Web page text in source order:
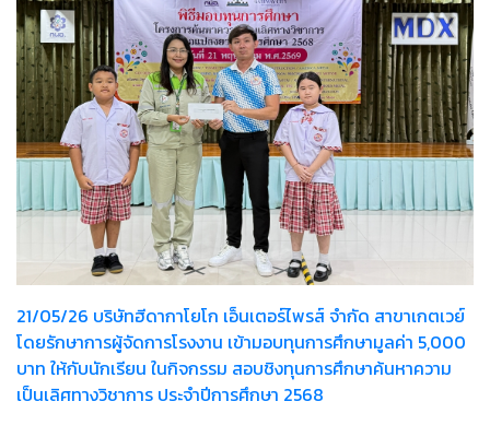
21/05/26 บริษัทฮีดากาโยโก เอ็นเตอร์ไพรส์ จำกัด สาขาเกตเวย์
โดยรักษาการผู้จัดการโรงงาน เข้ามอบทุนการศึกษามูลค่า 5,000
บาท ให้กับนักเรียน ในกิจกรรม สอบชิงทุนการศึกษาค้นหาความ
เป็นเลิศทางวิชาการ ประจำปีการศึกษา 2568